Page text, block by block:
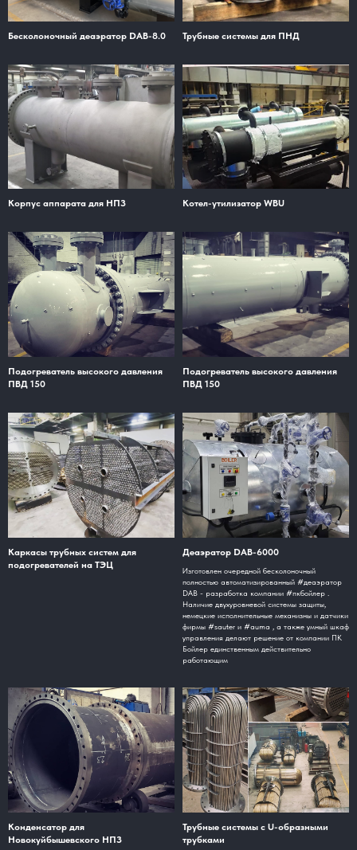
Бесколоночный деаэратор DAB-8.0 Трубные системы для ПНД
Корпус аппарата для НПЗ Котел-утилизатор WBU
Подогреватель высокого давления
ПВД 150
Подогреватель высокого давления
ПВД 150
Каркасы трубных систем для
подогревателей на ТЭЦ
Деаэратор DAB-6000
Изготовлен очередной бесколоночный
полностью автоматизированный #деаэратор
DAB - разработка компании #пкбойлер .
Наличие двухуровневой системы защиты,
немецкие исполнительные механизны и датчики
фирмы #sauter и #auma , а также умный шкаф
управления делают решение от компании ПК
Бойлер единственным действительно
работающим
Конденсатор для
Новокуйбышевского НПЗ
Трубные системы с U-образными
трубками